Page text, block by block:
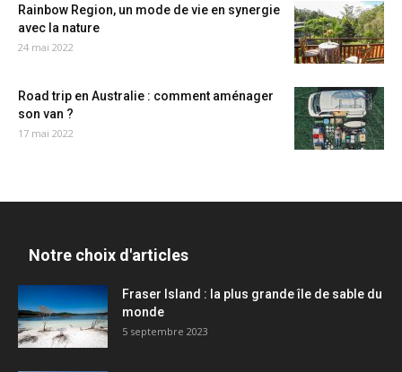
Rainbow Region, un mode de vie en synergie
avec la nature
24 mai 2022
Road trip en Australie : comment aménager
son van ?
17 mai 2022
Notre choix d'articles
Fraser Island : la plus grande île de sable du
monde
5 septembre 2023